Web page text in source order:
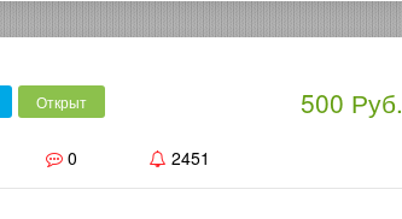
Открыт 500 Руб.
0 2451